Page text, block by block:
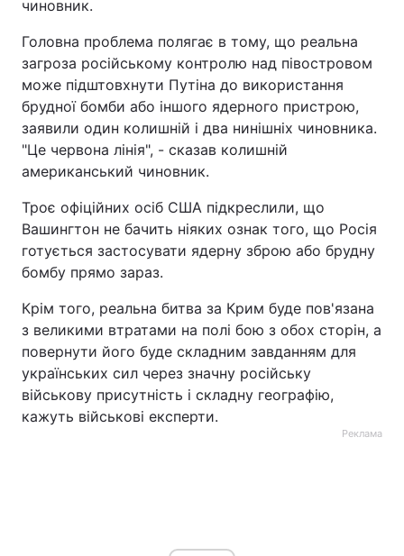
чиновник.
Головна проблема полягає в тому, що реальна
загроза російському контролю над півостровом
може підштовхнути Путіна до використання
брудної бомби або іншого ядерного пристрою,
заявили один колишній і два нинішніх чиновника.
"Це червона лінія", - сказав колишній
американський чиновник.
Троє офіційних осіб США підкреслили, що
Вашингтон не бачить ніяких ознак того, що Росія
готується застосувати ядерну зброю або брудну
бомбу прямо зараз.
Крім того, реальна битва за Крим буде пов'язана
з великими втратами на полі бою з обох сторін, а
повернути його буде складним завданням для
українських сил через значну російську
військову присутність і складну географію,
кажуть військові експерти.
Реклама